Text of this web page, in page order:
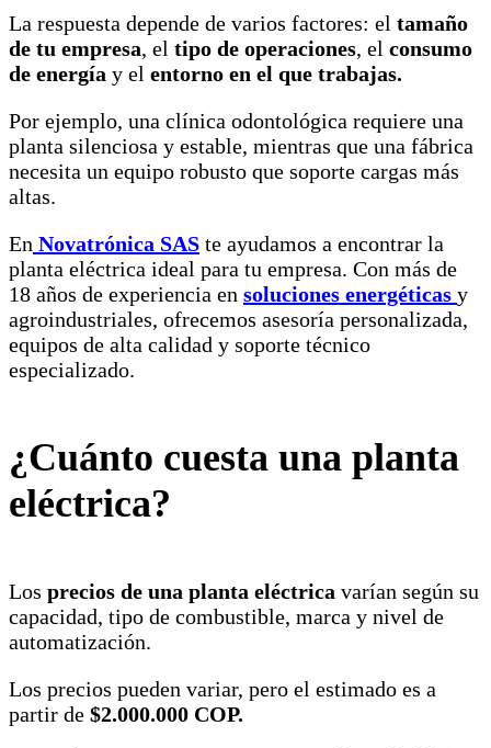
La respuesta depende de varios factores: el tamaño
de tu empresa, el tipo de operaciones, el consumo
de energía y el entorno en el que trabajas.
Por ejemplo, una clínica odontológica requiere una
planta silenciosa y estable, mientras que una fábrica
necesita un equipo robusto que soporte cargas más
altas.
En Novatrónica SAS te ayudamos a encontrar la
planta eléctrica ideal para tu empresa. Con más de
18 años de experiencia en soluciones energéticas y
agroindustriales, ofrecemos asesoría personalizada,
equipos de alta calidad y soporte técnico
especializado.
¿Cuánto cuesta una planta
eléctrica?
Los precios de una planta eléctrica varían según su
capacidad, tipo de combustible, marca y nivel de
automatización.
Los precios pueden variar, pero el estimado es a
partir de $2.000.000 COP.